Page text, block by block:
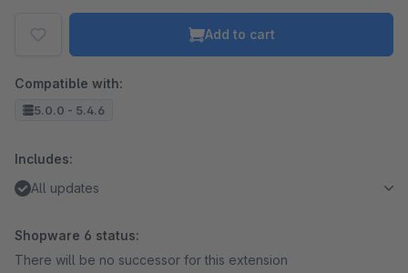
Add to cart
Compatible with:
5.0.0 - 5.4.6
Includes:
All updates
Shopware 6 status:
There will be no successor for this extension